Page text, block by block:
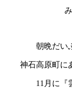
朝晩だい
神石高原町に
11月に『